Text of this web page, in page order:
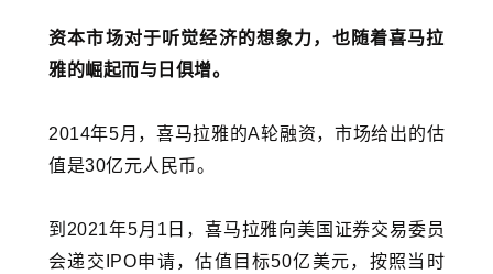
资本市场对于听觉经济的想象力，也随着喜马拉
雅的崛起而与日俱增。
2014年5月，喜马拉雅的A轮融资，市场给出的估
值是30亿元人民币。
到2021年5月1日，喜马拉雅向美国证券交易委员
会递交IPO申请，估值目标50亿美元，按照当时